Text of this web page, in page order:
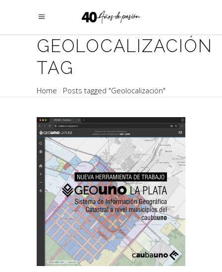
GEOLOCALIZACIÓN
TAG
Home Posts tagged "Geolocalización"